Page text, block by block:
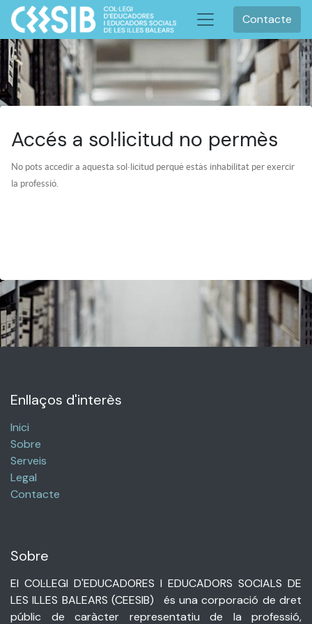
Contacte
Accés a sol·licitud no permès
No pots accedir a aquesta sol·licitud perquè estàs inhabilitat per exercir
la professió.
Enllaços d'interès
Inici
Sobre
Serveis
Legal
Contacte
Sobre
El COL·LEGI D'EDUCADORES I EDUCADORS SOCIALS DE
LES ILLES BALEARS (CEESIB)
és una corporació de dret
públic de caràcter representatiu de la professió,